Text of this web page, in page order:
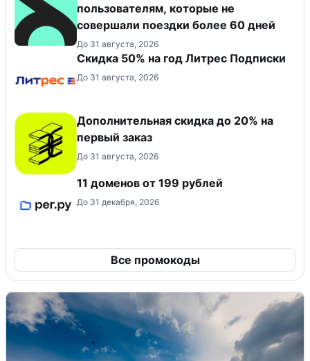
пользователям, которые не
совершали поездки более 60 дней
До 31 августа, 2026
Скидка 50% на год Литрес Подписки
До 31 августа, 2026
Дополнительная скидка до 20% на
первый заказ
До 31 августа, 2026
11 доменов от 199 рублей
До 31 декабря, 2026
Все промокоды